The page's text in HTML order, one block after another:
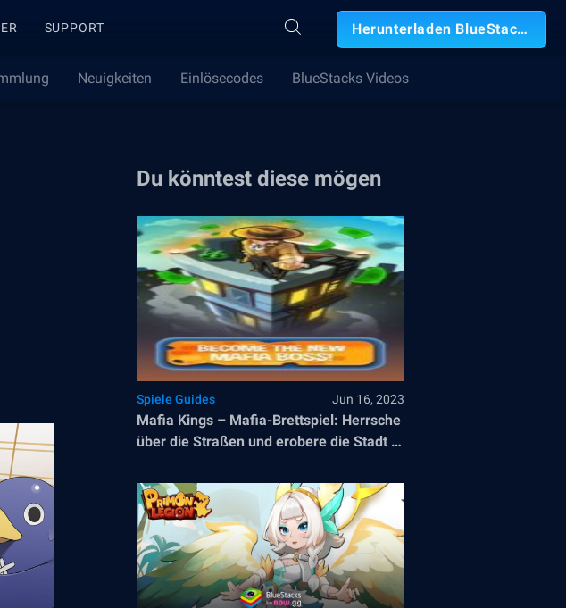
SUPPORT Herunterladen BlueStacks
Neuigkeiten Einlösecodes BlueStacks Videos
Du könntest diese mögen
Spiele Guides Jun 16, 2023
Mafia Kings – Mafia-Brettspiel: Herrsche
über die Straßen und erobere die Stadt in
Vorherrschaft der Mafia!